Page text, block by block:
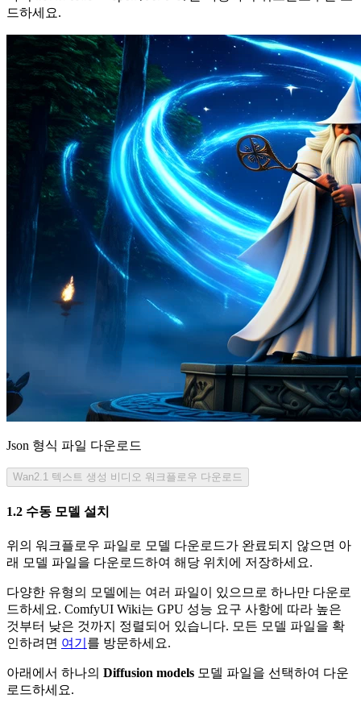
드하세요.
Json 형식 파일 다운로드
Wan2.1 텍스트 생성 비디오 워크플로우 다운로드
1.2 수동 모델 설치
위의 워크플로우 파일로 모델 다운로드가 완료되지 않으면 아
래 모델 파일을 다운로드하여 해당 위치에 저장하세요.
다양한 유형의 모델에는 여러 파일이 있으므로 하나만 다운로
드하세요. ComfyUI Wiki는 GPU 성능 요구 사항에 따라 높은
것부터 낮은 것까지 정렬되어 있습니다. 모든 모델 파일을 확
인하려면 여기 를 방문하세요.
아래에서 하나의 Diffusion models 모델 파일을 선택하여 다운
로드하세요.